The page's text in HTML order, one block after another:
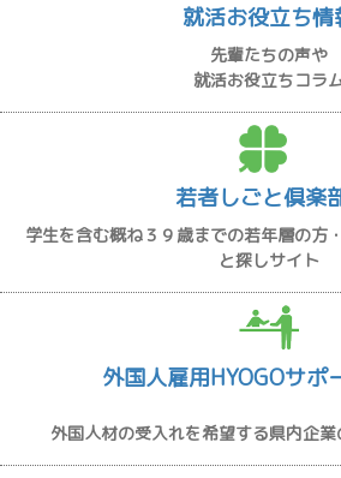
就活お役立ち情
先輩たちの声や
就活お役立ちコラ
若者しごと倶楽
学生を含む概ね３９歳までの若年層の方
と探しサイト
外国人雇用HYOGOサポ
外国人材の受入れを希望する県内企